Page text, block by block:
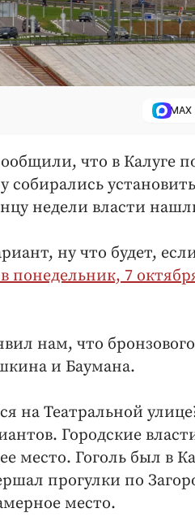
MAX
что в Калуге
собирались
недели власти
ну что будет,
понедельник, 7
нам, что
и Баумана.
на Театральной
Городские
Гоголь был в
прогулки по
место.